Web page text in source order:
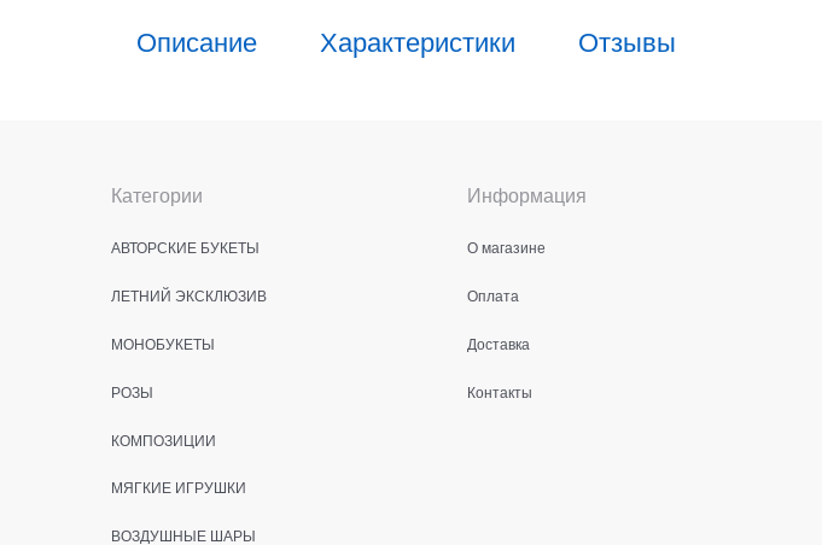
Описание Характеристики Отзывы
Категории
АВТОРСКИЕ БУКЕТЫ
ЛЕТНИЙ ЭКСКЛЮЗИВ
МОНОБУКЕТЫ
РОЗЫ
КОМПОЗИЦИИ
МЯГКИЕ ИГРУШКИ
ВОЗДУШНЫЕ ШАРЫ
Информация
О магазине
Оплата
Доставка
Контакты